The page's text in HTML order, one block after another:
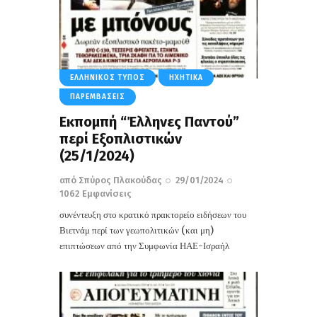
ΕΛΛΗΝΙΚΌΣ ΤΎΠΟΣ ΗΧΗΤΙΚΆ
ΠΑΡΕΜΒΆΣΕΙΣ
Εκπομπή “Έλληνες Παντού”
περί Εξοπλιστικών
(25/1/2024)
από Σπύρος Πλακούδας
29/01/2024
1062 Εμφανίσεις
συνέντευξη στο κρατικό πρακτορείο ειδήσεων του
Βιετνάμ περί των γεωπολιτικών (και μη)
επιπτώσεων από την Συμφωνία ΗΑΕ-Ισραήλ